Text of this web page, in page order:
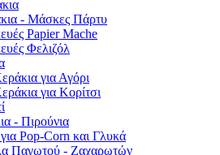
- Μάσκες Πάρτυ
Papier Mache
Φελιζόλ
για Αγόρι
για Κορίτσι
- Πιρούνια
Pop-Corn και Γλυκά
Παγωτού - Ζαχαρωτών